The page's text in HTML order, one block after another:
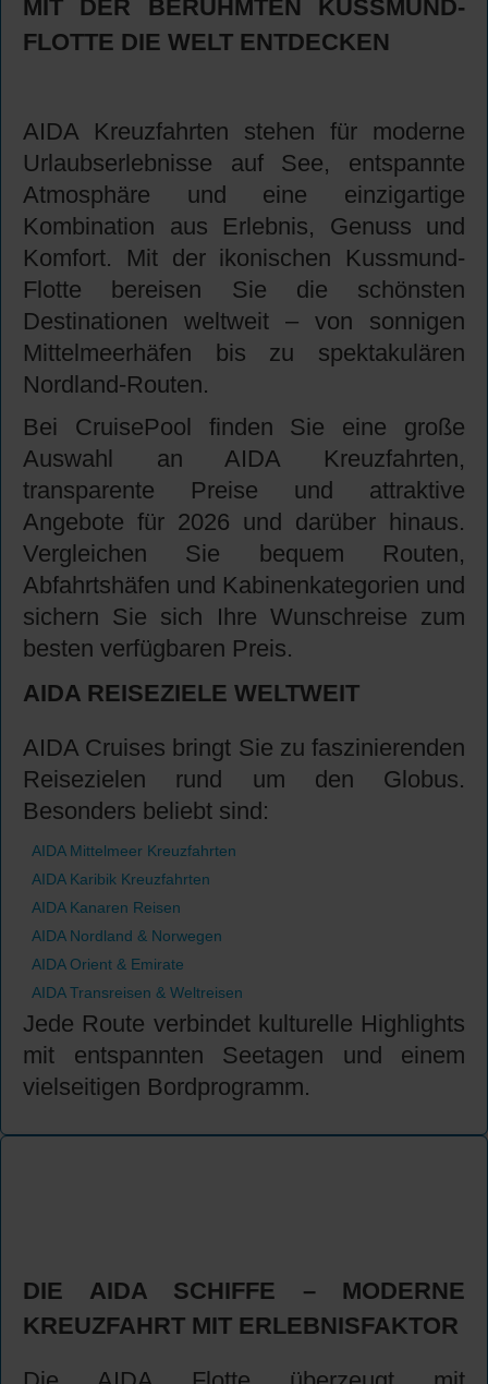
MIT DER BERÜHMTEN KUSSMUND-
FLOTTE DIE WELT ENTDECKEN
AIDA Kreuzfahrten stehen für moderne
Urlaubserlebnisse auf See, entspannte
Atmosphäre und eine einzigartige
Kombination aus Erlebnis, Genuss und
Komfort. Mit der ikonischen Kussmund-
Flotte bereisen Sie die schönsten
Destinationen weltweit – von sonnigen
Mittelmeerhäfen bis zu spektakulären
Nordland-Routen.
Bei CruisePool finden Sie eine große
Auswahl an AIDA Kreuzfahrten,
transparente Preise und attraktive
Angebote für 2026 und darüber hinaus.
Vergleichen Sie bequem Routen,
Abfahrtshäfen und Kabinenkategorien und
sichern Sie sich Ihre Wunschreise zum
besten verfügbaren Preis.
AIDA REISEZIELE WELTWEIT
AIDA Cruises bringt Sie zu faszinierenden
Reisezielen rund um den Globus.
Besonders beliebt sind:
AIDA Mittelmeer Kreuzfahrten
AIDA Karibik Kreuzfahrten
AIDA Kanaren Reisen
AIDA Nordland & Norwegen
AIDA Orient & Emirate
AIDA Transreisen & Weltreisen
Jede Route verbindet kulturelle Highlights
mit entspannten Seetagen und einem
vielseitigen Bordprogramm.
DIE AIDA SCHIFFE – MODERNE
KREUZFAHRT MIT ERLEBNISFAKTOR